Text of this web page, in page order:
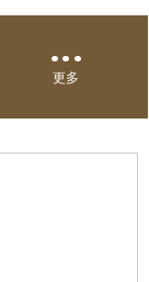
…
更多